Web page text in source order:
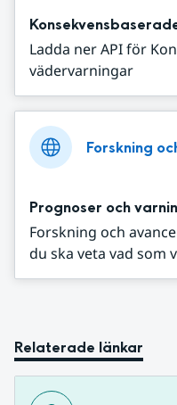
Ladda ner API för
vädervarningar
Forskning
Prognoser och
Forskning och
du ska veta vad som
Relaterade länkar